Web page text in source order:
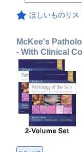
ほしいものリス
McKee's
- With Clinical